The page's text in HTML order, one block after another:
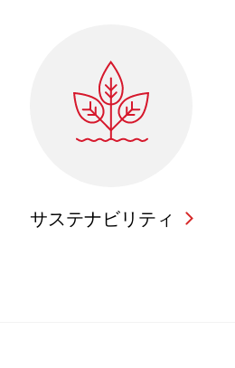
サステナビリティ